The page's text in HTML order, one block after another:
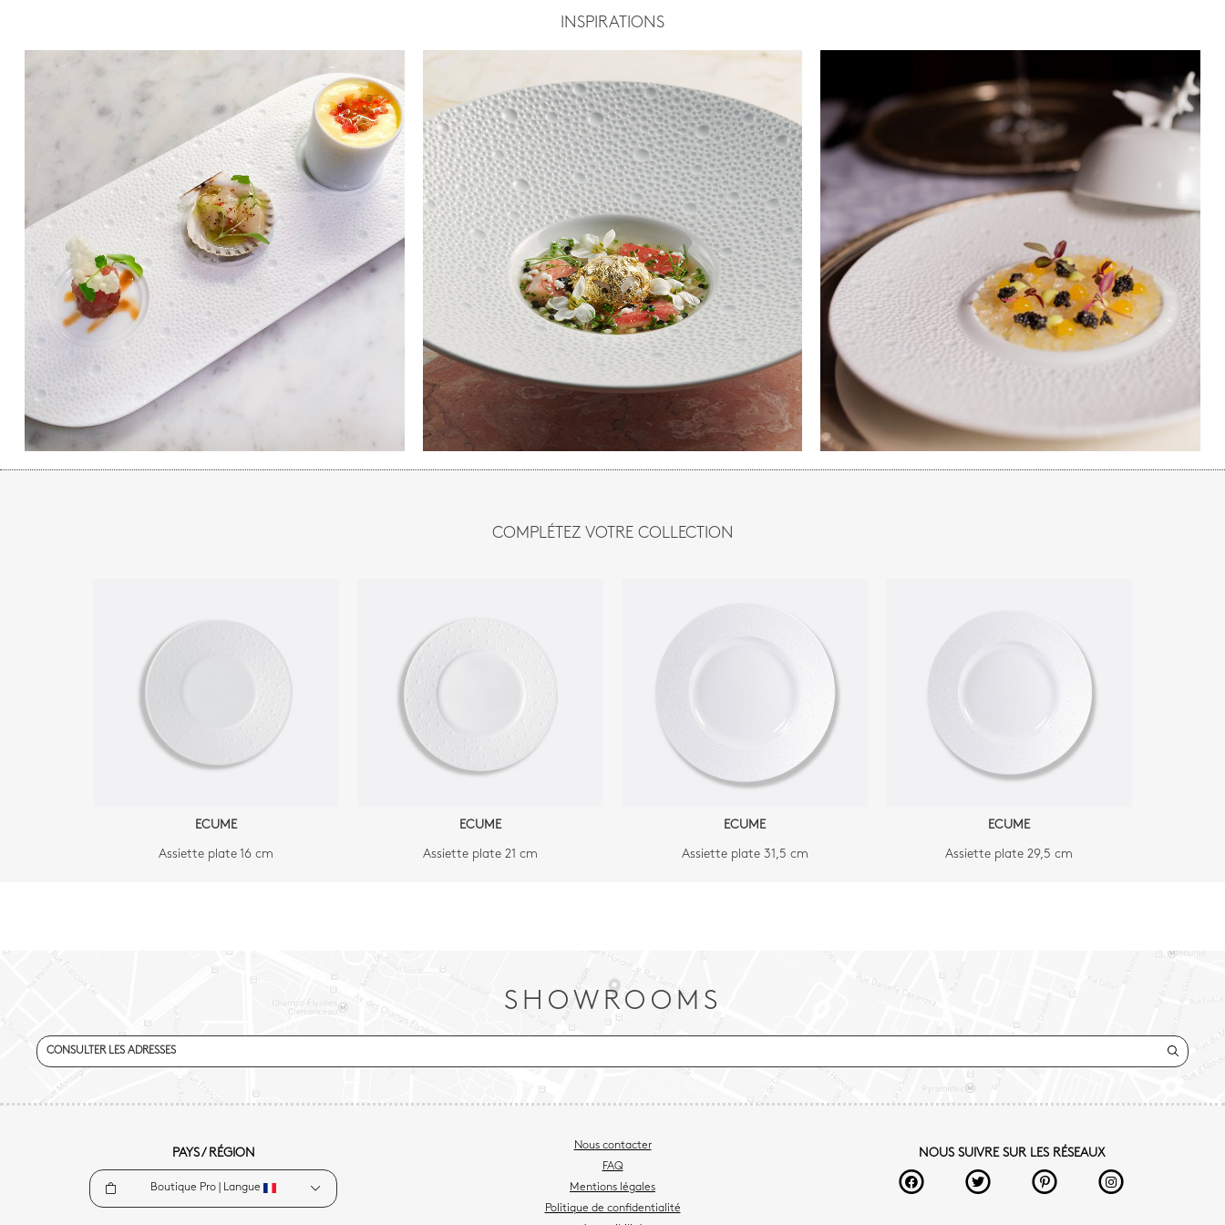
INSPIRATIONS
COMPLÉTEZ VOTRE COLLECTION
ECUME
Assiette plate 16 cm
ECUME
Assiette plate 21 cm
ECUME
Assiette plate 31,5 cm
ECUME
Assiette plate 29,5 cm
SHOWROOMS
CONSULTER LES ADRESSES
PAYS / RÉGION
Boutique Pro | Langue
Nous contacter
FAQ
Mentions légales
Politique de confidentialité
NOUS SUIVRE SUR LES RÉSEAUX